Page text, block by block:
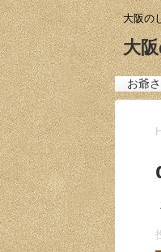
大阪の
大
お爺